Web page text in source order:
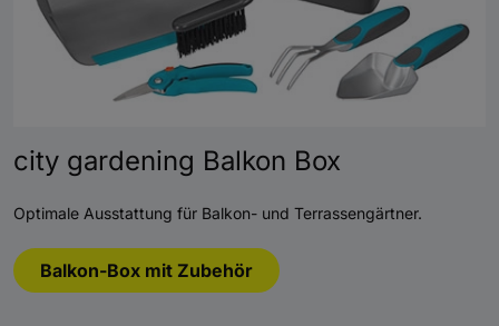
city gardening Balkon Box
Optimale Ausstattung für Balkon- und Terrassengärtner.
Balkon-Box mit Zubehör